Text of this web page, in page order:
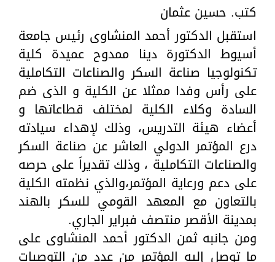
كتب. حسين عثمان
استقبل الدكتور أحمد المنشاوى رئيس جامعة
أسيوط الدكتورة دينا ممدوح عميدة كلية
تكنولوجيا صناعة السكر والصناعات التكاملية
على رأس وفدا ممثلا عن الكلية و الذى ضم
السادة وكلاء الكلية لمختلف قطاعاتها و
أعضاء هيئة التدريس، وذلك لإهداء سيادته
درع المؤتمر الدولي العاشر عن صناعة السكر
والصناعات التكاملية ، وذلك تقديراَ على حرصه
على دعم ورعاية المؤتمر،والذي نظمته الكلية
بالتعاون مع المعهد القومي للسكر بالهند
بمدينة الأقصر منتصف فبراير الجاري.
ومن جانبه ثمن الدكتور أحمد المنشاوى على
ما توصل إليه المؤتمر من عدد من التوصيات